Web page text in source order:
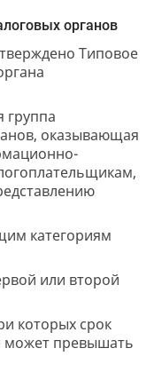
органов
Типовое
группа
оказывающая
категориям
или второй
срок
может превышать